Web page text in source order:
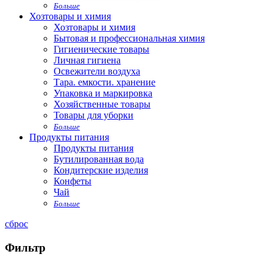
Больше
Хозтовары и химия
Хозтовары и химия
Бытовая и профессиональная химия
Гигиенические товары
Личная гигиена
Освежители воздуха
Тара. емкости. хранение
Упаковка и маркировка
Хозяйственные товары
Товары для уборки
Больше
Продукты питания
Продукты питания
Бутилированная вода
Кондитерские изделия
Конфеты
Чай
Больше
сброс
Фильтр